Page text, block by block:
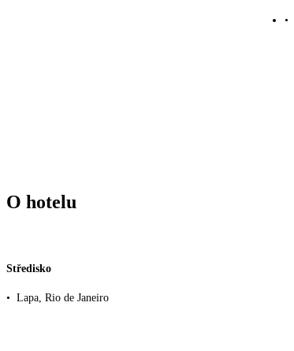
•
O hotelu
Středisko
• Lapa, Rio de Janeiro